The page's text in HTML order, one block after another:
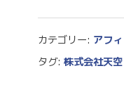
カテゴリー: アフ
タグ: 株式会社天空